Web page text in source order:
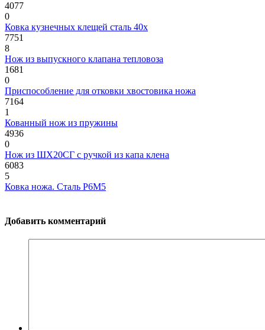
4077
0
Ковка кузнечных клещей сталь 40х
7751
8
Нож из выпускного клапана тепловоза
1681
0
Приспособление для отковки хвостовика ножа
7164
1
Кованный нож из пружины
4936
0
Нож из ШХ20СГ с ручкой из капа клена
6083
5
Ковка ножа. Сталь Р6М5
Добавить комментарий